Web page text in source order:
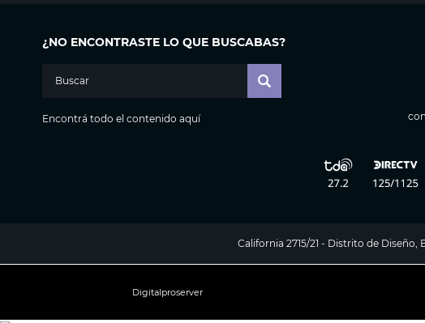
¿NO ENCONTRASTE LO QUE BUSCABAS?
Encontrá todo el contenido aquí
California 2715/21 - Distrito de Diseño,
Digitalproserver